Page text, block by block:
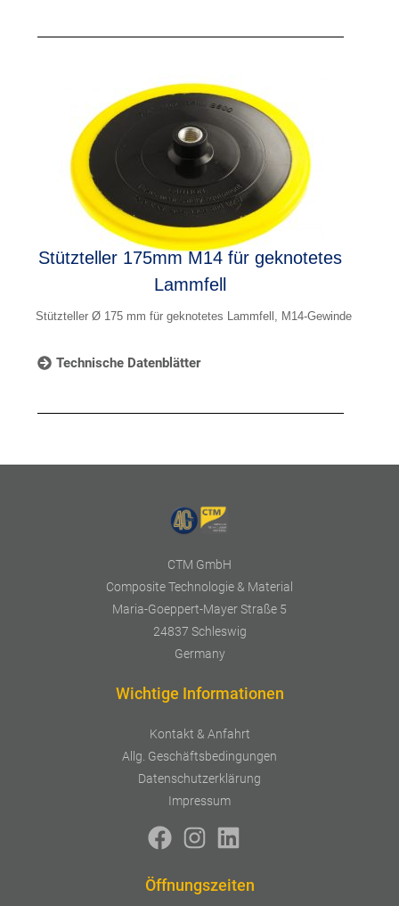
Stützteller 175mm M14 für geknotetes
Lammfell
Stützteller Ø 175 mm für geknotetes Lammfell, M14-Gewinde
Technische Datenblätter
CTM GmbH
Composite Technologie & Material
Maria-Goeppert-Mayer Straße 5
24837 Schleswig
Germany
Wichtige Informationen
Kontakt & Anfahrt
Allg. Geschäftsbedingungen
Datenschutzerklärung
Impressum
Öffnungszeiten